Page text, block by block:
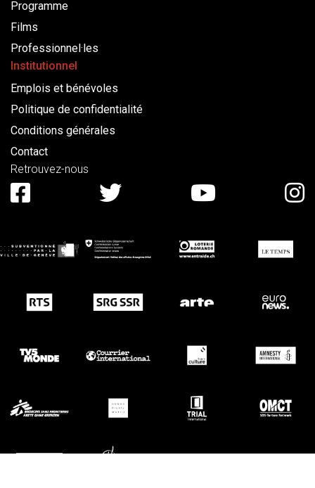
Programme
Films
Professionnel·les
Institutionnel
Emplois et bénévoles
Politique de confidentialité
Conditions générales
Contact
Retrouvez-nous